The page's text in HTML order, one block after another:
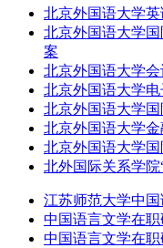
北京外国语大学
北京外国语大学
案
北京外国语大学
北京外国语大学
北京外国语大学
北京外国语大学
北京外国语大学
北外国际关系学
江苏师范大学中
中国语言文学在
中国语言文学在